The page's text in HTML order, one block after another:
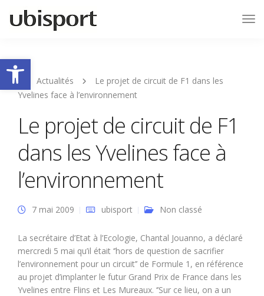
Ouvrir la barre d’outils
Actualités
Le projet de circuit de F1 dans les
Yvelines face à l’environnement
Le projet de circuit de F1
dans les Yvelines face à
l’environnement
7 mai 2009 ubisport Non classé
La secrétaire d’Etat à l’Ecologie, Chantal Jouanno, a déclaré
mercredi 5 mai qu’il était ‘’hors de question de sacrifier
l’environnement pour un circuit’’ de Formule 1, en référence
au projet d’implanter le futur Grand Prix de France dans les
Yvelines entre Flins et Les Mureaux. ‘’Sur ce lieu, on a un